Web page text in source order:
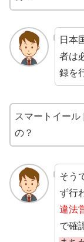
日本
者は
録を
スマートイー
の？
そう
ず行
違法
で確